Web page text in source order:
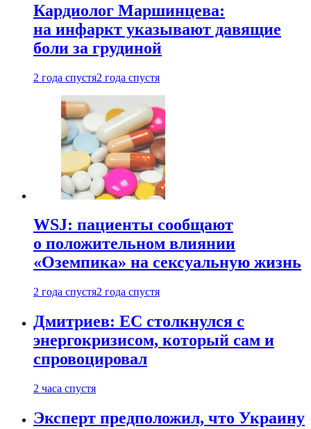
Кардиолог Маршинцева:
на инфаркт указывают давящие
боли за грудиной
2 года спустя2 года спустя
WSJ: пациенты сообщают
о положительном влиянии
«Оземпика» на сексуальную жизнь
2 года спустя2 года спустя
Дмитриев: ЕС столкнулся с
энергокризисом, который сам и
спровоцировал
2 часа спустя
Эксперт предположил, что Украину